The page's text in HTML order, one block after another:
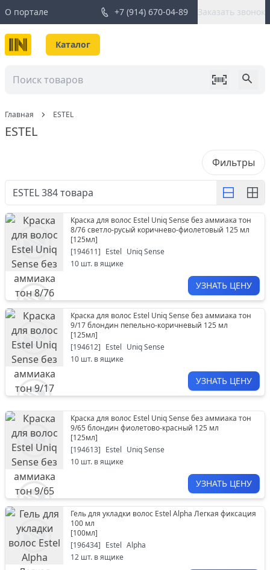
О портале +7 (914) 670-04-89 Заказать звонок
Каталог
Главная ESTEL
ESTEL
Фильтры
ESTEL384товара
Краска для волос Estel Uniq Sense без аммиака тон
8/76 светло-русый коричнево-фиолетовый 125 мл
[125мл]
[194611] Estel Uniq Sense
10 шт. в ящике
УЗНАТЬ ЦЕНУ
Краска для волос Estel Uniq Sense без аммиака тон
9/17 блондин пепельно-коричневый 125 мл
[125мл]
[194612] Estel Uniq Sense
10 шт. в ящике
УЗНАТЬ ЦЕНУ
Краска для волос Estel Uniq Sense без аммиака тон
9/65 блондин фиолетово-красный 125 мл
[125мл]
[194613] Estel Uniq Sense
10 шт. в ящике
УЗНАТЬ ЦЕНУ
Гель для укладки волос Estel Alpha Легкая фиксация
100 мл
[100мл]
[196434] Estel Alpha
12 шт. в ящике